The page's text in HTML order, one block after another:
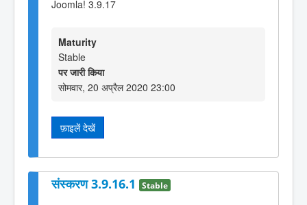
Joomla! 3.9.17
Maturity
Stable
पर जारी किया
सोमवार, 20 अप्रैल 2020 23:00
फ़ाइलें देखें
संस्करण 3.9.16.1 Stable